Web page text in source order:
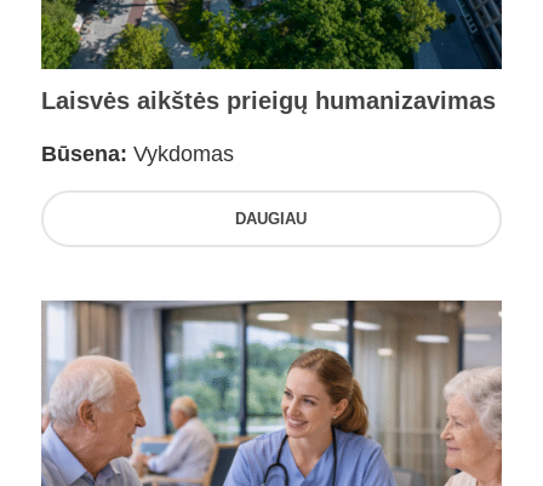
Laisvės aikštės prieigų humanizavimas
Būsena: Vykdomas
DAUGIAU